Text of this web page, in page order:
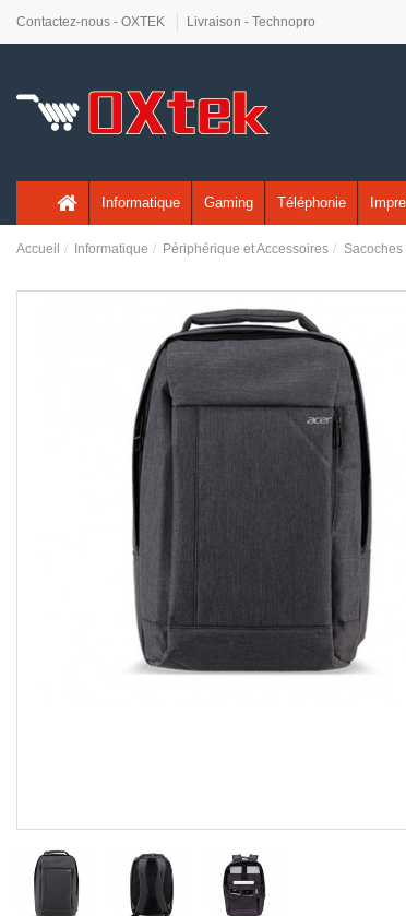
Contactez-nous - OXTEK Livraison - Technopro
Informatique Gaming Téléphonie
Accueil Informatique Périphérique et Accessoires